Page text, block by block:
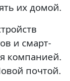
их домой.
и смарт-
компанией.
почтой.